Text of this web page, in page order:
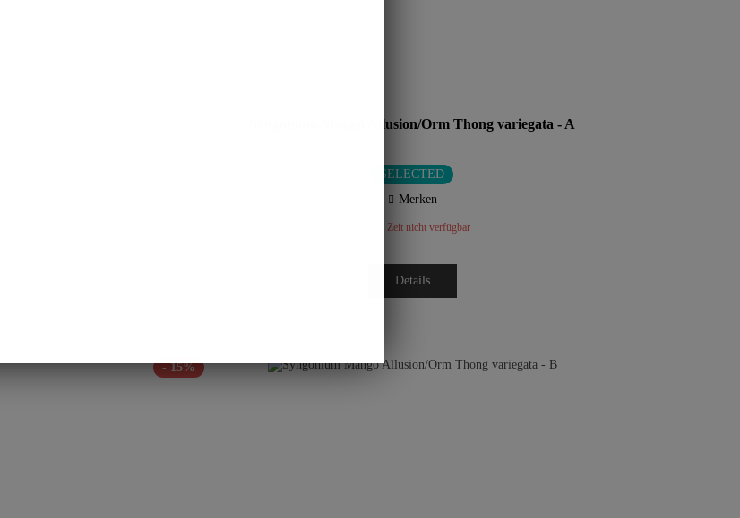
Syngonium Mango Allusion/Orm Thong variegata - A
SELECTED
Merken
Zur Zeit nicht verfügbar
Details
- 15%